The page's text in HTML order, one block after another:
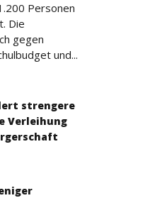
Personen
Die
gegen
und...
strengere
Verleihung